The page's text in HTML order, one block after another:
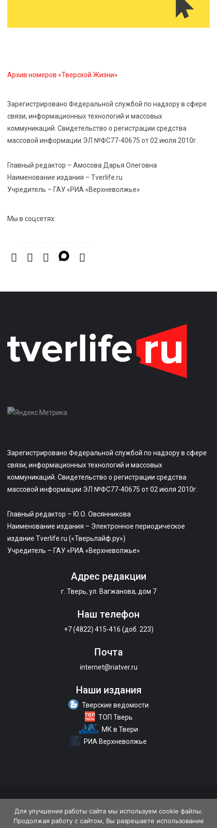
день
7 Авг 2026 23:02 548
В Тверской области стартовала четвертая смена:
инспекторы ГИБДД напомнили школьникам
правила безопасности в автобусах
Архив номеров «Тверской Жизни»
Зарегистрировано Федеральной службой по надзору в сфере
связи, информационных технологий и массовых
коммуникаций. Свидетельство о регистрации средства
массовой информации ЭЛ №ФС77-40675 от 02 июля 2010г.
Главный редактор – Амосова Дарья Олеговна
Наименование издания – Tverlife.ru
Учредитель – ГАУ «РИА «Верхневолжье»
Мы в соцсетях:
Зарегистрировано Федеральной службой по надзору в сфере
связи, информационных технологий и массовых
коммуникаций. Свидетельство о регистрации средства
массовой информации ЭЛ №ФС77-40675 от 02 июля 2010г.
Главный редактор – Ю.О. Овсянникова
Наименование издания – Электронное периодическое
издание Tverlife.ru («Тверьлайф.ру»)
Учредитель – ГАУ «РИА «Верхневолжье»
Адрес редакции
г. Тверь, ул. Вагжанова, дом 7
Наш телефон
+7 (4822) 415-416 (доб. 223)
Почта
internet@riatver.ru
Наши издания
Тверские ведомости
ТОП Тверь
МК в Твери
РИА Верхневолжье
Политика конфиденциальности
Для улучшения работы сайта мы используем cookie файлы.
Продолжая работу с сайтом, Вы разрешаете использование